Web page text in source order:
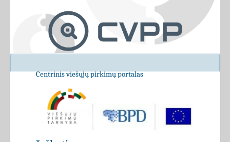
Centrinis viešųjų pirkimų portalas